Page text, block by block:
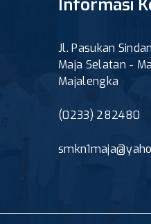
Informasi
Jl. Pasukan
Maja Selatan -
Majalengka
(0233) 282480